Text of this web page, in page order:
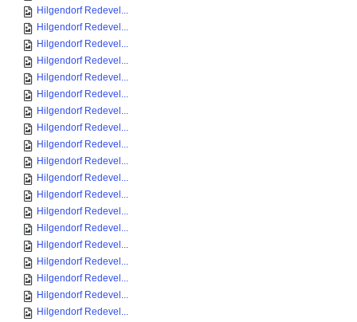
Hilgendorf Redevel...
Hilgendorf Redevel...
Hilgendorf Redevel...
Hilgendorf Redevel...
Hilgendorf Redevel...
Hilgendorf Redevel...
Hilgendorf Redevel...
Hilgendorf Redevel...
Hilgendorf Redevel...
Hilgendorf Redevel...
Hilgendorf Redevel...
Hilgendorf Redevel...
Hilgendorf Redevel...
Hilgendorf Redevel...
Hilgendorf Redevel...
Hilgendorf Redevel...
Hilgendorf Redevel...
Hilgendorf Redevel...
Hilgendorf Redevel...